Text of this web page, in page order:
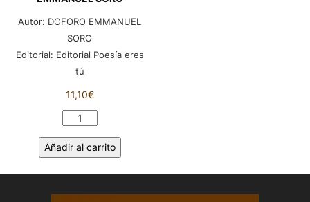
Autor: DOFORO EMMANUEL
SORO
Editorial: Editorial Poesía eres
tú
11,10€
POESÍA
DOFORO
Añadir al carrito